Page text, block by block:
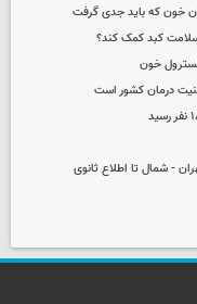
کبد کمک کند؟
خون
درمان کشور است
- شمال تا اطلاع ثانوی